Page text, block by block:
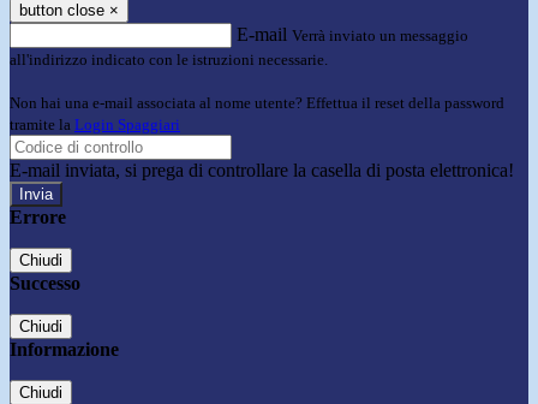
button close ×
E-mail Verrà inviato un messaggio
all'indirizzo indicato con le istruzioni necessarie.
Non hai una e-mail associata al nome utente? Effettua il reset della password
tramite la Login Spaggiari
E-mail inviata, si prega di controllare la casella di posta elettronica!
Errore
Chiudi
Successo
Chiudi
Informazione
Chiudi